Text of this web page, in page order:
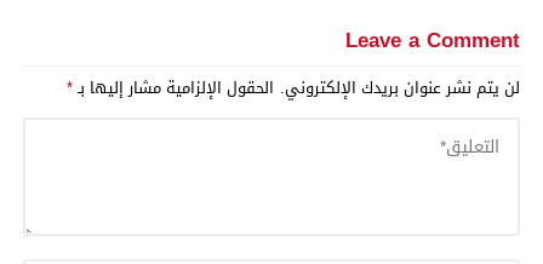
Leave a Comment
لن يتم نشر عنوان بريدك الإلكتروني. الحقول الإلزامية مشار إليها بـ*